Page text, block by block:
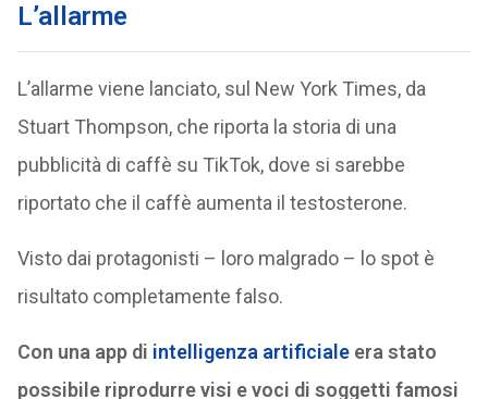
L’allarme
L’allarme viene lanciato, sul New York Times, da
Stuart Thompson, che riporta la storia di una
pubblicità di caffè su TikTok, dove si sarebbe
riportato che il caffè aumenta il testosterone.
Visto dai protagonisti – loro malgrado – lo spot è
risultato completamente falso.
Con una app di intelligenza artificialeera stato
possibile riprodurre visi e voci di soggetti famosi